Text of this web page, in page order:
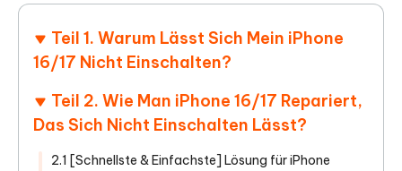
Teil 1. Warum Lässt Sich Mein iPhone
16/17 Nicht Einschalten?
Teil 2. Wie Man iPhone 16/17 Repariert,
Das Sich Nicht Einschalten Lässt?
2.1 [Schnellste & Einfachste] Lösung für iPhone